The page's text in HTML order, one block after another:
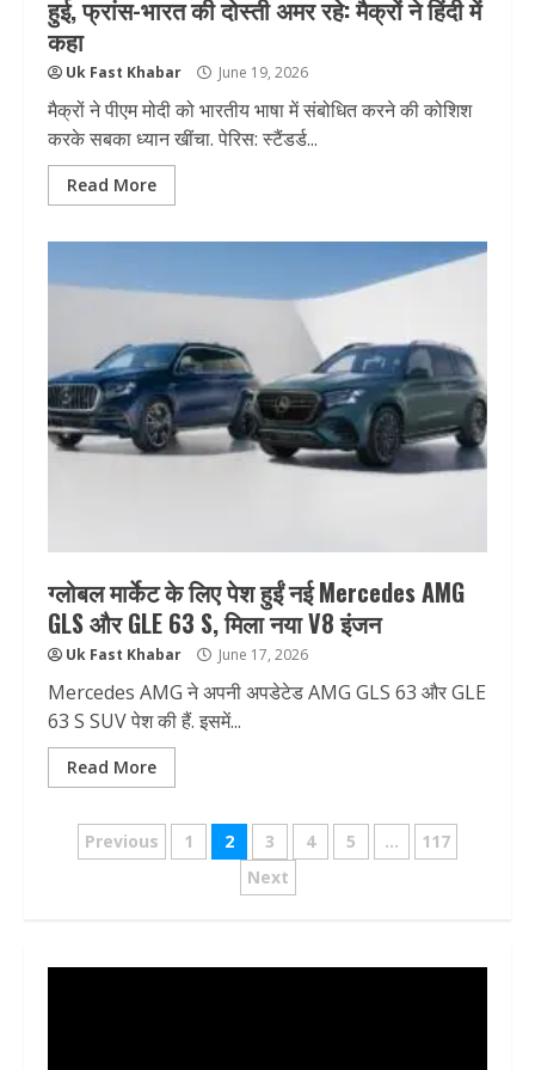
हुई, फ्रांस-भारत की दोस्ती अमर रहे: मैक्रों ने हिंदी में
कहा
Uk Fast Khabar June 19, 2026
मैक्रों ने पीएम मोदी को भारतीय भाषा में संबोधित करने की कोशिश
करके सबका ध्यान खींचा. पेरिस: स्टैंडर्ड...
Read More
ग्लोबल मार्केट के लिए पेश हुईं नई Mercedes AMG
GLS और GLE 63 S, मिला नया V8 इंजन
Uk Fast Khabar June 17, 2026
Mercedes AMG ने अपनी अपडेटेड AMG GLS 63 और GLE
63 S SUV पेश की हैं. इसमें...
Read More
Posts
Previous 1 2 3 4 5 …
117
Next